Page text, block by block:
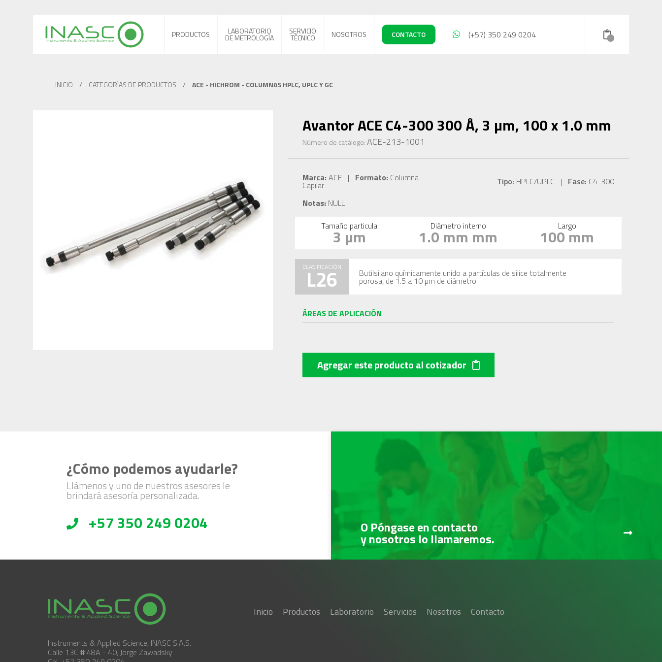
PRODUCTOS LABORATORIO
DE METROLOGÍA
SERVICIO
TÉCNICO NOSOTROS CONTACTO (+57) 350 249 0204
INICIO / CATEGORÍAS DE PRODUCTOS / ACE - HICHROM - COLUMNAS HPLC, UPLC Y GC
Avantor ACE C4-300 300 Å, 3 µm, 100 x 1.0 mm
Número de catálogo:ACE-213-1001
Marca:ACE | Formato:Columna
Capilar Tipo: HPLC/UPLC | Fase: C4-300
Notas:NULL
Tamaño particula
3 µm Diámetro interno
1.0 mm mm Largo
100 mm
CLASIFICACIÓN
L26 Butilsilano químicamente unido a partículas de silice totalmente
porosa, de 1.5 a 10 µm de diámetro
ÁREAS DE APLICACIÓN
Agregar este productoal cotizador
¿Cómo podemos ayudarle?
Llámenos y uno de nuestros asesores le
brindará asesoría personalizada.
+57 350 249 0204 O Póngase en contacto
y nosotros lo llamaremos.
Instruments & Applied Science, INASC S.A.S.
Calle 13C # 48A - 40, Jorge Zawadsky
Inicio Productos Laboratorio Servicios Nosotros Contacto